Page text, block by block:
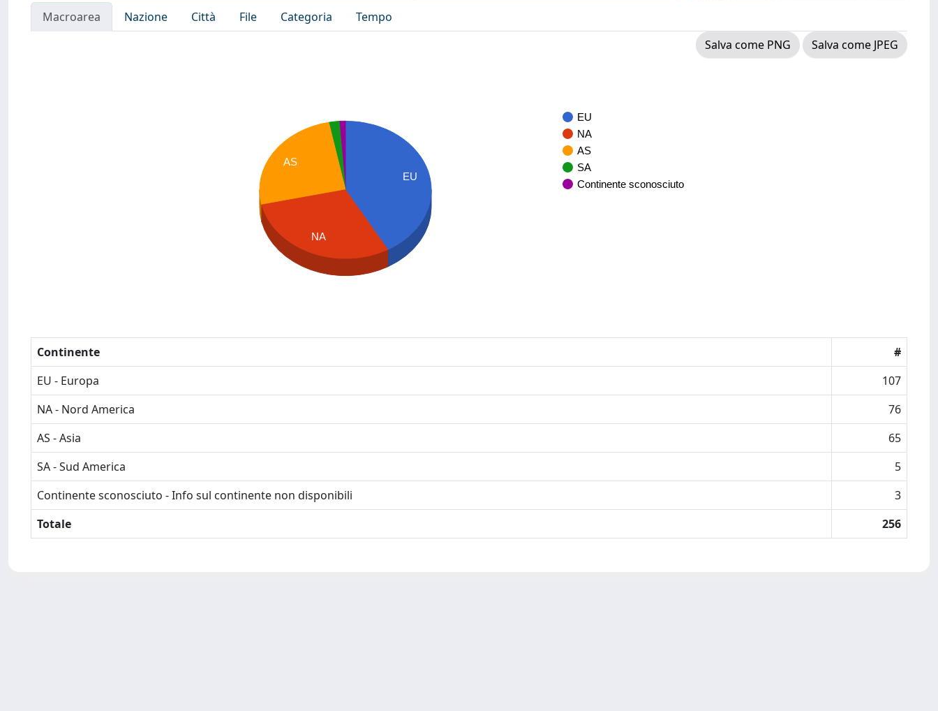
Macroarea Nazione Città File Categoria
Tempo
Salva come PNG
Salva come JPEG
EU
NA
AS
SA
Continente sconosciuto
EU
AS
NA
Continente
#
EU - Europa
107
NA - Nord America
76
AS - Asia
65
SA - Sud America
5
Continente sconosciuto - Info sul continente non disponibili
3
Totale
256